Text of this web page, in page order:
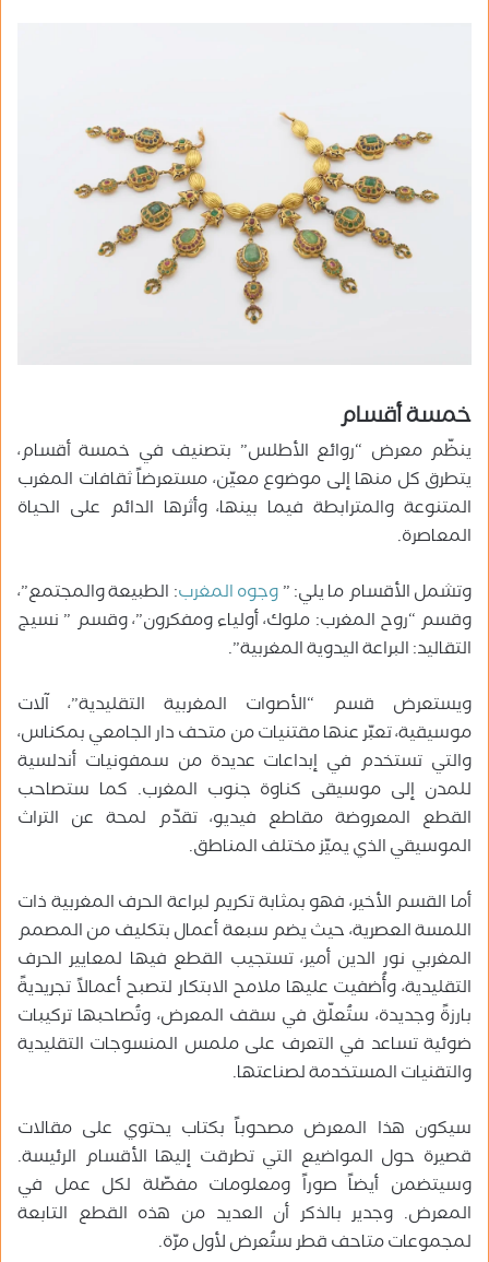
خمسة أقسام
ينظّم معرض “روائع الأطلس” بتصنيف في خمسة أقسام،
يتطرق كل منها إلى موضوع معيّن، مستعرضاً ثقافات المغرب
المتنوعة والمترابطة فيما بينها، وأثرها الدائم على الحياة
المعاصرة.
وتشمل الأقسام ما يلي: ”وجوه المغرب: الطبيعة والمجتمع”،
وقسم “روح المغرب: ملوك، أولياء ومفكرون”، وقسم ” نسيج
التقاليد: البراعة اليدوية المغربية”.
ويستعرض قسم “الأصوات المغربية التقليدية”، آلات
موسيقية، تعبّر عنها مقتنيات من متحف دار الجامعي بمكناس،
والتي تستخدم في إبداعات عديدة من سمفونيات أندلسية
للمدن إلى موسيقى كناوة جنوب المغرب. كما ستصاحب
القطع المعروضة مقاطع فيديو، تقدّم لمحة عن التراث
الموسيقي الذي يميّز مختلف المناطق.
أما القسم الأخير، فهو بمثابة تكريم لبراعة الحرف المغربية ذات
اللمسة العصرية، حيث يضم سبعة أعمال بتكليف من المصمم
المغربي نور الدين أمير، تستجيب القطع فيها لمعايير الحرف
التقليدية، وأُضفيت عليها ملامح الابتكار لتصبح أعمالاً تجريديةً
بارزةً وجديدة، ستُعلّق في سقف المعرض، وتُصاحبها تركيبات
ضوئية تساعد في التعرف على ملمس المنسوجات التقليدية
والتقنيات المستخدمة لصناعتها.
سيكون هذا المعرض مصحوباً بكتاب يحتوي على مقالات
قصيرة حول المواضيع التي تطرقت إليها الأقسام الرئيسة.
وسيتضمن أيضاً صوراً ومعلومات مفصّلة لكل عمل في
المعرض. وجدير بالذكر أن العديد من هذه القطع التابعة
لمجموعات متاحف قطر ستُعرض لأول مرّة.